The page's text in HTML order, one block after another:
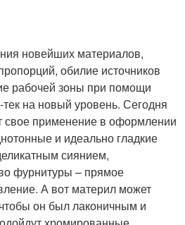
новейших материалов,
обилие источников
рабочей зоны при помощи
на новый уровень. Сегодня
свое применение в оформлении
и идеально гладкие
сиянием,
фурнитуры – прямое
А вот материл может
он был лаконичным и